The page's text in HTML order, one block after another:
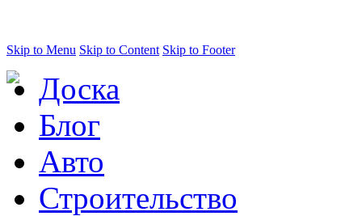
Skip to Menu Skip to Content Skip to Footer
Доска
Блог
Авто
Строительство